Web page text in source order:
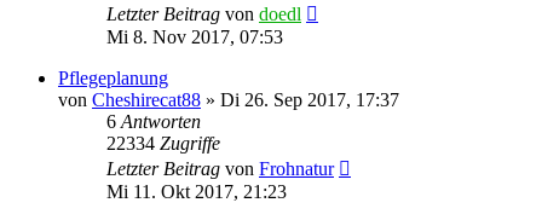
Letzter Beitrag von doedl
Mi 8. Nov 2017, 07:53
Pflegeplanung
von Cheshirecat88 » Di 26. Sep 2017, 17:37
6 Antworten
22334 Zugriffe
Letzter Beitrag von Frohnatur
Mi 11. Okt 2017, 21:23